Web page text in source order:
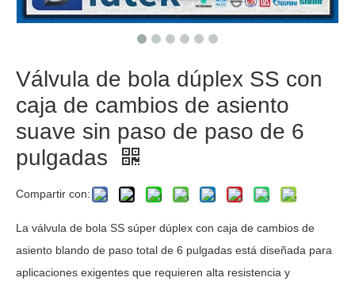
Válvula de bola dúplex SS con
caja de cambios de asiento
suave sin paso de paso de 6
pulgadas
Compartir con:
La válvula de bola SS súper dúplex con caja de cambios de
asiento blando de paso total de 6 pulgadas está diseñada para
aplicaciones exigentes que requieren alta resistencia y